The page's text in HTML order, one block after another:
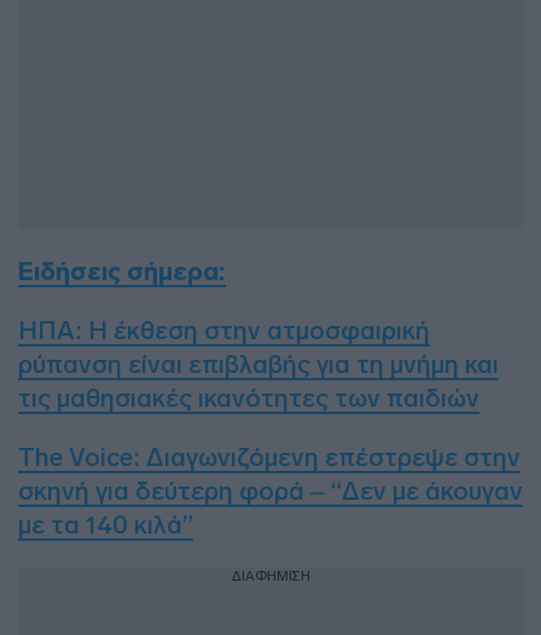
Ειδήσεις σήμερα:
ΗΠΑ: Η έκθεση στην ατμοσφαιρική
ρύπανση είναι επιβλαβής για τη μνήμη και
τις μαθησιακές ικανότητες των παιδιών
The Voice: Διαγωνιζόμενη επέστρεψε στην
σκηνή για δεύτερη φορά – “Δεν με άκουγαν
με τα 140 κιλά”
ΔΙΑΦΗΜΙΣΗ